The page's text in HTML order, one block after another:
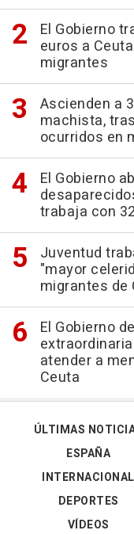
El Gobierno
euros a
migrantes
Ascienden a
machista,
ocurridos en
El Gobierno
trabaja con
Juventud
"mayor
migrantes de
El Gobierno
atender a
Ceuta
ÚLTIMAS
ESPAÑA
INTERNACIONAL
DEPORTES
VÍDEOS